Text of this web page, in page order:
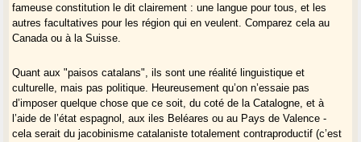
fameuse constitution le dit clairement : une langue pour tous, et les
autres facultatives pour les région qui en veulent. Comparez cela au
Canada ou à la Suisse.
Quant aux "paisos catalans", ils sont une réalité linguistique et
culturelle, mais pas politique. Heureusement qu’on n’essaie pas
d’imposer quelque chose que ce soit, du coté de la Catalogne, et à
l’aide de l’état espagnol, aux iles Beléares ou au Pays de Valence -
cela serait du jacobinisme catalaniste totalement contraproductif (c’est